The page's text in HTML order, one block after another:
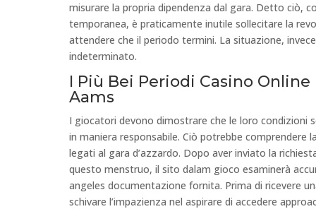
misurare la propria dipendenza dal gara. Detto ciò,
temporanea, è praticamente inutile sollecitare la
attendere che il periodo termini. La situazione,
indeterminato.
I Più Bei Periodi Casino
Aams
I giocatori devono dimostrare che le loro condizioni
in maniera responsabile. Ciò potrebbe
legati al gara d’azzardo. Dopo aver inviato la
questo menstruo, il sito dalam gioco esaminerà
angeles documentazione fornita. Prima di ricevere
schivare l’impazienza nel aspirare di accedere